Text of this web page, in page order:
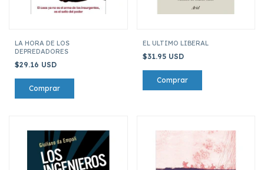
LA HORA DE LOS
DEPREDADORES
$29.16 USD
EL ULTIMO LIBERAL
$31.95 USD